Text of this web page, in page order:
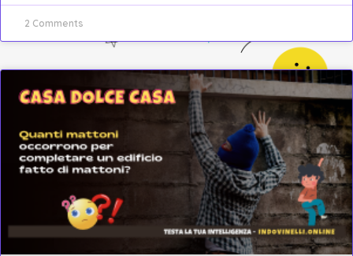
2 Comments